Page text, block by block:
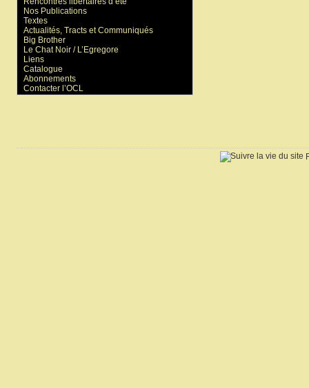
Nos Publications
Textes
Actualités, Tracts et Communiqués
Big Brother
Le Chat Noir / L’Egregore
Liens
Catalogue
Abonnements
Contacter l’OCL